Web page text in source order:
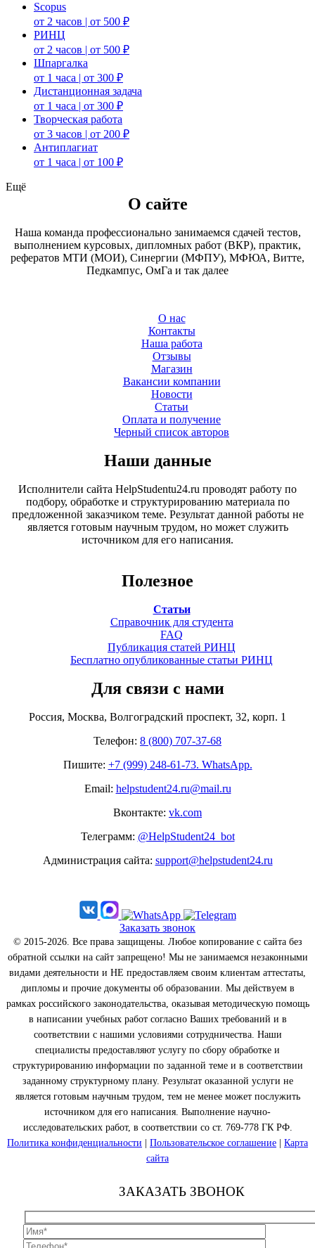
Scopus
от 2 часов | от 500 ₽
РИНЦ
от 2 часов | от 500 ₽
Шпаргалка
от 1 часа | от 300 ₽
Дистанционная задача
от 1 часа | от 300 ₽
Творческая работа
от 3 часов | от 200 ₽
Антиплагиат
от 1 часа | от 100 ₽
Ещё
О сайте
Наша команда профессионально занимаемся сдачей тестов,
выполнением курсовых, дипломных работ (ВКР), практик,
рефератов МТИ (МОИ), Синергии (МФПУ), МФЮА, Витте,
Педкампус, ОмГа и так далее
О нас
Контакты
Наша работа
Отзывы
Магазин
Вакансии компании
Новости
Статьи
Оплата и получение
Черный список авторов
Наши данные
Исполнители сайта HelpStudentu24.ru проводят работу по
подбору, обработке и структурированию материала по
предложенной заказчиком теме. Результат данной работы не
является готовым научным трудом, но может служить
источником для его написания.
Полезное
Статьи
Справочник для студента
FAQ
Публикация статей РИНЦ
Бесплатно опубликованные статьи РИНЦ
Для связи с нами
Россия, Москва, Волгоградский проспект, 32, корп. 1
Телефон: 8 (800) 707-37-68
Пишите: +7 (999) 248-61-73. WhatsApp.
Email: helpstudent24.ru@mail.ru
Вконтакте: vk.com
Телеграмм: @HelpStudent24_bot
Администрация сайта: support@helpstudent24.ru
Заказать звонок
© 2015-2026. Все права защищены. Любое копирование с сайта без
обратной ссылки на сайт запрещено! Мы не занимаемся незаконными
видами деятельности и НЕ предоставляем своим клиентам аттестаты,
дипломы и прочие документы об образовании. Мы действуем в
рамках российского законодательства, оказывая методическую помощь
в написании учебных работ согласно Ваших требований и в
соответствии с нашими условиями сотрудничества. Наши
специалисты предоставляют услугу по сбору обработке и
структурированию информации по заданной теме и в соответствии
заданному структурному плану. Результат оказанной услуги не
является готовым научным трудом, тем не менее может послужить
источником для его написания. Выполнение научно-
исследовательских работ, в соответствии со ст. 769-778 ГК РФ.
Политика конфиденциальности | Пользовательское соглашение | Карта
сайта
ЗАКАЗАТЬ ЗВОНОК